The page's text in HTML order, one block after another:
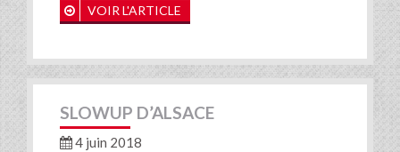
VOIR L'ARTICLE
SLOWUP D’ALSACE
4 juin 2018